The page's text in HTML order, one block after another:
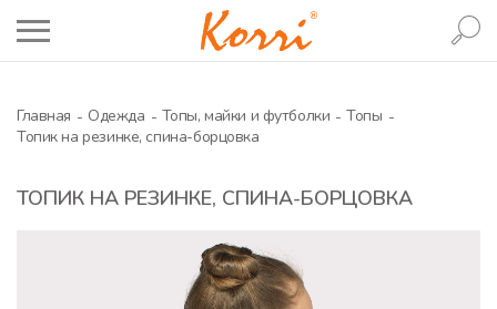
Главная Одежда Топы, майки и футболки
Топы
Топик на резинке, спина-борцовка
ТОПИК НА РЕЗИНКЕ, СПИНА-БОРЦОВКА